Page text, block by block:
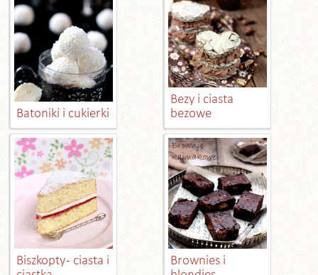
Batoniki i cukierki
Bezy i ciasta
bezowe
Biszkopty - ciasta i
Brownies i